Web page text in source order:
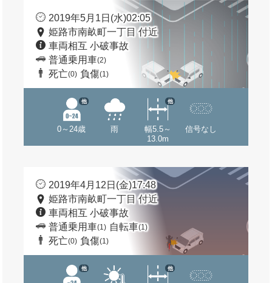
2019年5月1日(水)02:05
姫路市南畝町一丁目 付近
車両相互 小破事故
普通乗用車(2)
死亡(0) 負傷(1)
0～24歳
他
雨
幅5.5～
13.0m
他
信号なし
2019年4月12日(金)17:48
姫路市南畝町一丁目 付近
車両相互 小破事故
普通乗用車(1) 自転車(1)
死亡(0) 負傷(1)
他 他